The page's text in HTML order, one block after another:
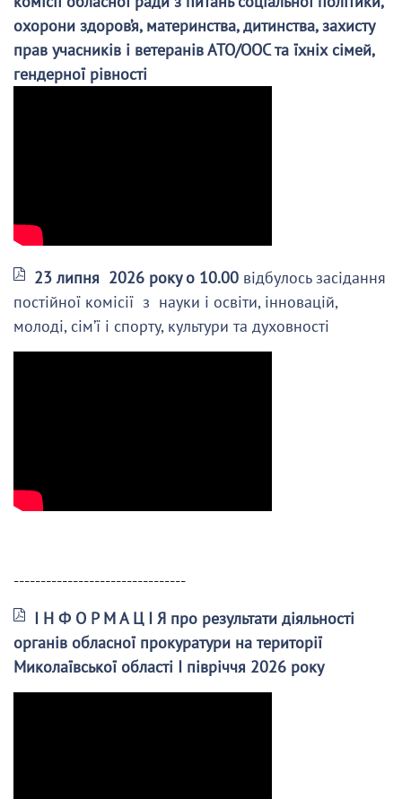
охорони здоров’я, материнства, дитинства, захисту
прав учасників і ветеранів АТО/ООС та їхніх сімей,
гендерної рівності
23 липня 2026 року о 10.00 відбулось засідання
постійної комісії з науки і освіти, інновацій,
молоді, сім’ї і спорту, культури та духовності
--------------------------------
І Н Ф О Р М А Ц І Я про результати діяльності
органів обласної прокуратури на території
Миколаївської області І півріччя 2026 року